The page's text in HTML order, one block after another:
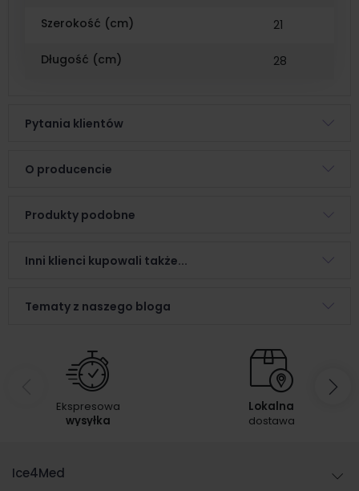
Szerokość (cm) 21
Długość (cm) 28
Pytania klientów
O producencie
Produkty podobne
Inni klienci kupowali także...
Tematy z naszego bloga
Ekspresowa
wysyłka
Lokalna
dostawa
Ice4Med